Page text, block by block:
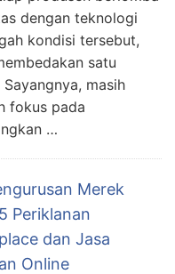
dengan teknologi
kondisi tersebut,
satu
masih
fokus pada
…
Merek
Periklanan
dan Jasa
Online